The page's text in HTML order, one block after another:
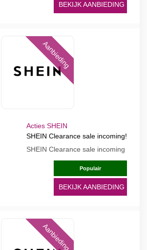
BEKIJK AANBIEDING
Aanbieding
Acties SHEIN
SHEIN Clearance sale incoming!
SHEIN Clearance sale incoming
Populair
BEKIJK AANBIEDING
Aanbieding